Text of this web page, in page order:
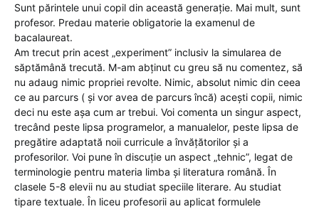
Sunt părintele unui copil din această generație. Mai mult, sunt
profesor. Predau materie obligatorie la examenul de
bacalaureat.
Am trecut prin acest „experiment” inclusiv la simularea de
săptămână trecută. M-am abținut cu greu să nu comentez, să
nu adaug nimic propriei revolte. Nimic, absolut nimic din ceea
ce au parcurs ( și vor avea de parcurs încă) acești copii, nimic
deci nu este așa cum ar trebui. Voi comenta un singur aspect,
trecând peste lipsa programelor, a manualelor, peste lipsa de
pregătire adaptată noii curricule a învățătorilor și a
profesorilor. Voi pune în discuție un aspect „tehnic”, legat de
terminologie pentru materia limba și literatura română. În
clasele 5-8 elevii nu au studiat speciile literare. Au studiat
tipare textuale. În liceu profesorii au aplicat formulele